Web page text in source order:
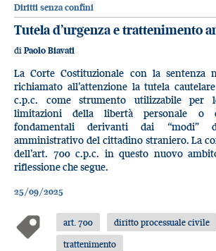
Diritti senza confini
Tutela d’urgenza e trattenimento
di Paolo Biavati
La Corte Costituzionale con la sentenza
richiamato all’attenzione la tutela
c.p.c. come strumento utilizzabile
limitazioni della libertà personale
fondamentali derivanti dai “modi”
amministrativo del cittadino straniero. La
dell’art. 700 c.p.c. in questo nuovo
riflessione che segue.
25/09/2025
art. 700 diritto processuale civile
trattenimento